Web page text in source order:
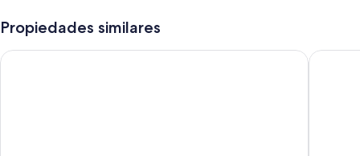
masajes con piedras calientes o exfoliaciones corporales en el spa de las
instalaciones. Los 4 restaurantes de la propiedad cuentan con
desayuno, brunch, comida, cena y cocina americana. Mantente en
forma en el gimnasio abierto las 24 horas. También disfruta de
Propiedades similares
Flamingo Las Vegas Hotel & Casino Planet